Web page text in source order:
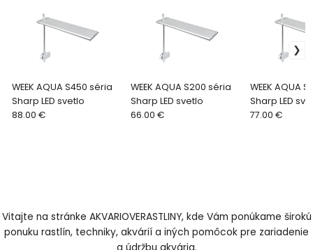
WEEK AQUA S450 séria
Sharp LED svetlo
88.00 €
WEEK AQUA S200 séria
Sharp LED svetlo
66.00 €
WEEK AQUA
Sharp LED
77.00 €
Vitajte na stránke AKVARIOVERASTLINY, kde Vám ponúkame širokú
ponuku rastlín, techniky, akvárií a iných pomôcok pre zariadenie
a údržbu akvária.